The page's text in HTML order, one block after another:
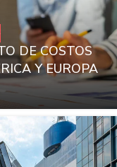
DE COSTOS
Y EUROPA